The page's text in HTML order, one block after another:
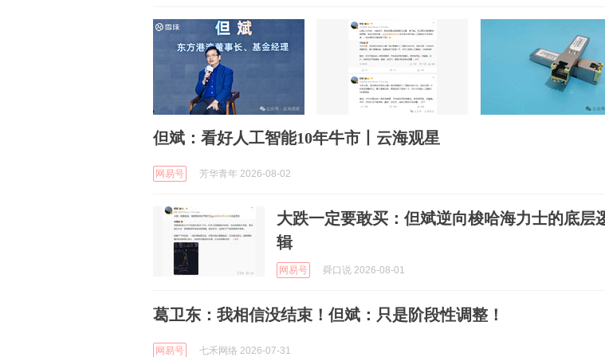
但斌：看好人工智能10年牛市丨云海观星
网易号 芳华青年 2026-08-02
大跌一定要敢买：但斌逆向梭哈海力士的底层
辑
网易号 舜口说 2026-08-01
葛卫东：我相信没结束！但斌：只是阶段性调整！
网易号 七禾网络 2026-07-31